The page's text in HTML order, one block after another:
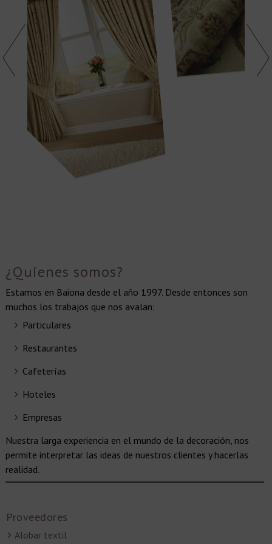
Servicios
Política de cookies (UE)
¿Quienes somos?
Estamos en Baiona desde el año 1997. Desde entonces son
muchos los trabajos que nos avalan:
Particulares
Restaurantes
Cafeterías
Hoteles
Empresas
Nuestra larga experiencia en el mundo de la decoración, nos
permite interpretar las ideas de nuestros clientes y hacerlas
realidad.
Proveedores
Alobar textil